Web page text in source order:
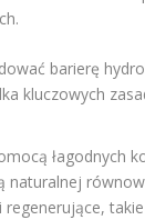
barierę
kluczowych
łagodnych
naturalnej
regenerujące,